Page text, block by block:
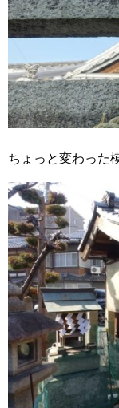
ちょっと変わった